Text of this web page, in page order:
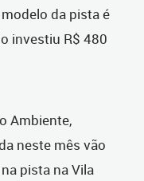
da pista é
investiu R$ 480
Ambiente,
neste mês vão
pista na Vila